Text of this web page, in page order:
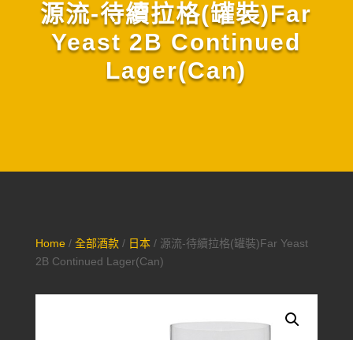
源流-待續拉格(罐裝)Far
Yeast 2B Continued
Lager(Can)
Home/ 全部酒款/ 日本/ 源流-待續拉格(罐裝)Far Yeast
2B Continued Lager(Can)